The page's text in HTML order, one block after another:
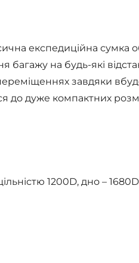
експедиційна сумка
багажу на будь-які
завдяки
до дуже компактних
1200D, дно – 1680D